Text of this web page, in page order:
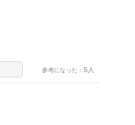
参考になった： 5人